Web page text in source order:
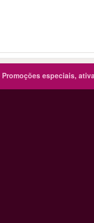
Promoções especiais,